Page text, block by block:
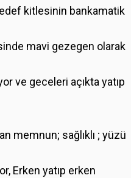
kitlesinin bankamatik
mavi gezegen olarak
ve geceleri açıkta yatıp
memnun; sağlıklı ; yüzü
Erken yatıp erken